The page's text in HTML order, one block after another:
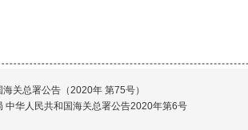
关总署公告（2020年 第75号）
中华人民共和国海关总署公告2020年第6号